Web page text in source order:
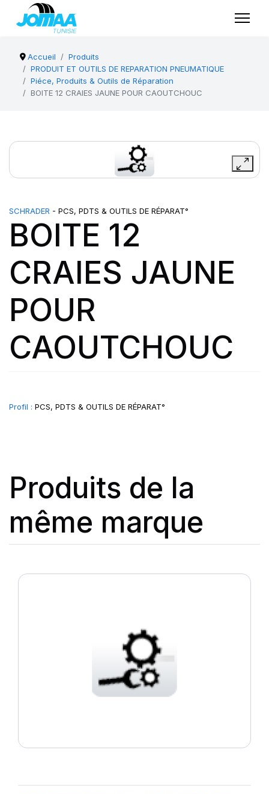
Accueil
Produits
PRODUIT ET OUTILS DE REPARATION PNEUMATIQUE
Piéce, Produits & Outils de Réparation
BOITE 12 CRAIES JAUNE POUR CAOUTCHOUC
SCHRADER - PCS, PDTS & OUTILS DE RÉPARAT°
BOITE 12
CRAIES JAUNE
POUR
CAOUTCHOUC
Profil : PCS, PDTS & OUTILS DE RÉPARAT°
Produits de la
même marque